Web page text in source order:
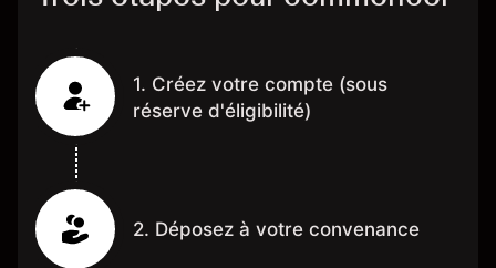
1. Créez votre compte (sous
réserve d'éligibilité)
2. Déposez à votre convenance